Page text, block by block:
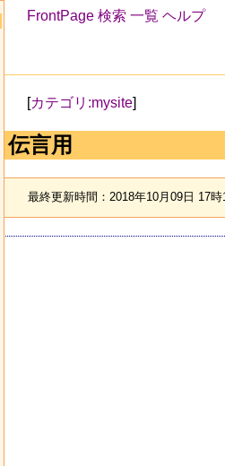
FrontPage 検索 一覧 ヘルプ
[カテゴリ:mysite]
伝言用
最終更新時間：2018年10月09日 17